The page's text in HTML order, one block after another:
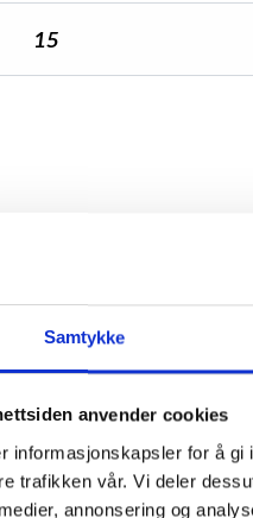
Samtykke
anvender cookies
informasjonskapsler for å gi
trafikken vår. Vi deler
annonsering og
15